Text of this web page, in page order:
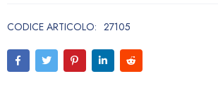
CODICE ARTICOLO: 27105